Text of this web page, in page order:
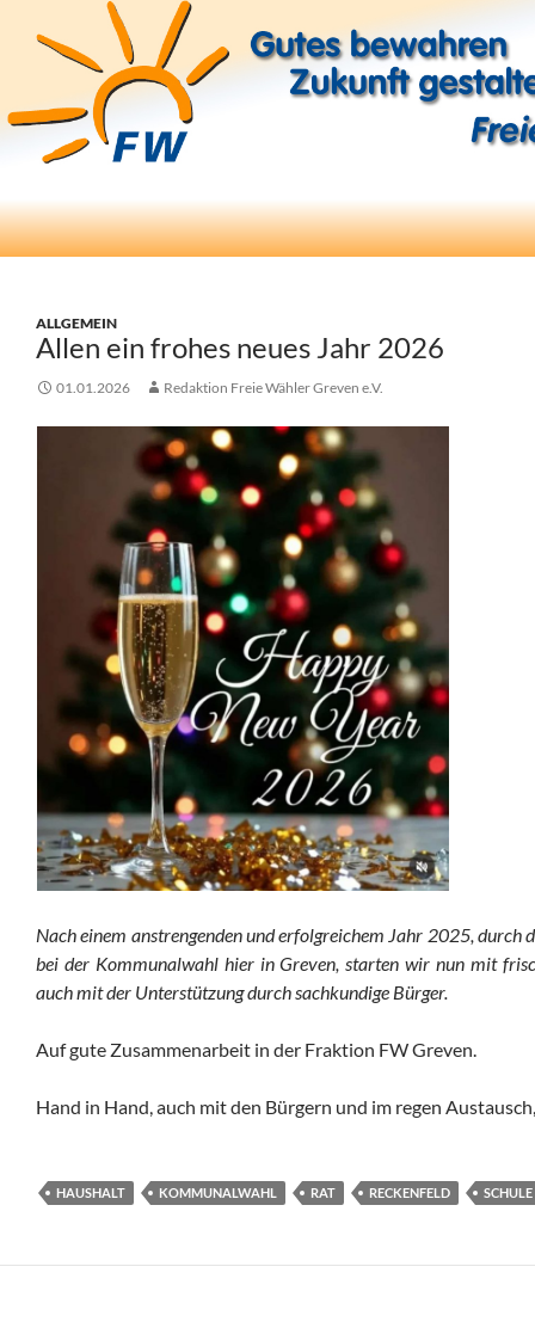
Freie Wähler Greven e.V.
Suchen
ZUM
ALLGEMEIN
Allen ein frohes neues Jahr 2026
01.01.2026 Redaktion Freie Wähler Greven e.V.
Nach einem anstrengenden und erfolgreichem Jahr 2025, durch
bei der Kommunalwahl hier in Greven, starten wir nun mit
auch mit der Unterstützung durch sachkundige Bürger.
Auf gute Zusammenarbeit in der Fraktion FW Greven.
Hand in Hand, auch mit den Bürgern und im regen
HAUSHALT KOMMUNALWAHL RAT RECKENFELD SCHULE